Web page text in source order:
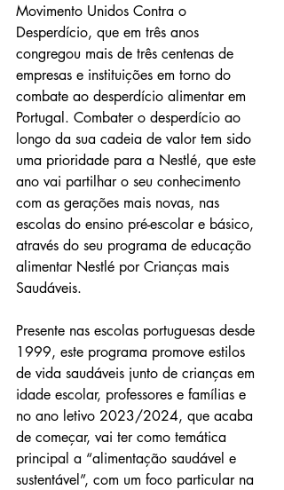
Movimento Unidos Contra o
Desperdício, que em três anos
congregou mais de três centenas de
empresas e instituições em torno do
combate ao desperdício alimentar em
Portugal. Combater o desperdício ao
longo da sua cadeia de valor tem sido
uma prioridade para a Nestlé, que este
ano vai partilhar o seu conhecimento
com as gerações mais novas, nas
escolas do ensino pré-escolar e básico,
através do seu programa de educação
alimentar Nestlé por Crianças mais
Saudáveis.
Presente nas escolas portuguesas desde
1999, este programa promove estilos
de vida saudáveis junto de crianças em
idade escolar, professores e famílias e
no ano letivo 2023/2024, que acaba
de começar, vai ter como temática
principal a “alimentação saudável e
sustentável”, com um foco particular na